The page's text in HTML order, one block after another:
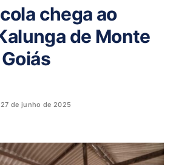
chega ao
de Monte
27 de junho de 2025